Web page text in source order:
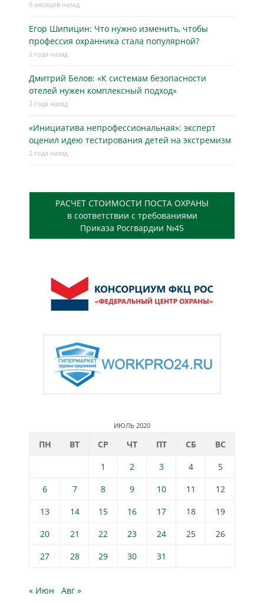
9 месяцев назад
Егор Шипицин: Что нужно изменить, чтобы
профессия охранника стала популярной?
2 года назад
Дмитрий Белов: «К системам безопасности
отелей нужен комплексный подход»
2 года назад
«Инициатива непрофессиональная»: эксперт
оценил идею тестирования детей на экстремизм
2 года назад
РАСЧЕТ СТОИМОСТИ ПОСТА ОХРАНЫ
в соответствии с требованиями
Приказа Росгвардии №45
ИЮЛЬ 2020
ПН ВТ СР ЧТ ПТ СБ
ВС
1
2 3 4
5
6
7 8 9 10 11
12
13
14 15 16 17 18
19
20
21 22 23 24 25
26
27
28 29 30 31
« Июн Авг »